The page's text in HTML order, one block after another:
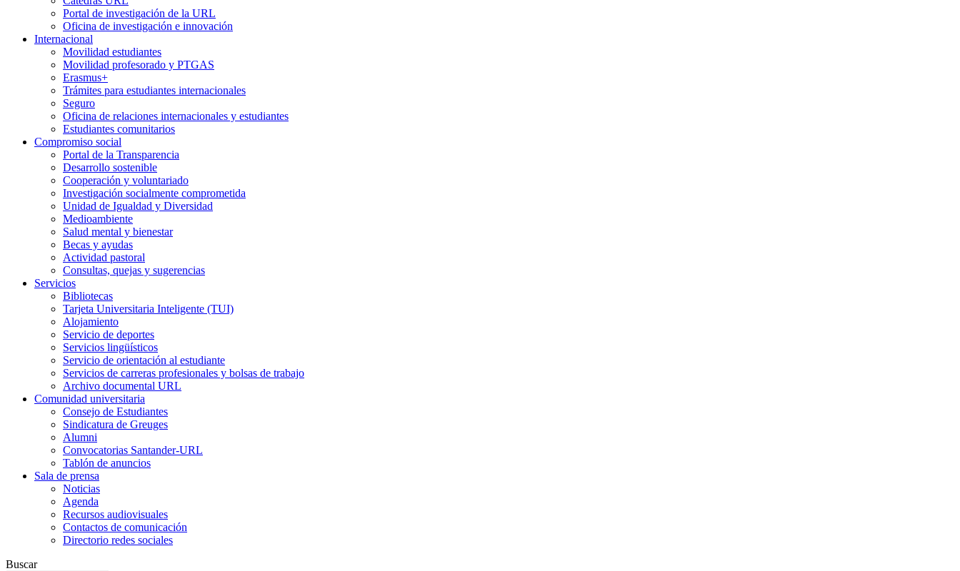
Portal de investigación de la URL
Oficina de investigación e innovación
Internacional
Movilidad estudiantes
Movilidad profesorado y PTGAS
Erasmus+
Trámites para estudiantes internacionales
Seguro
Oficina de relaciones internacionales y estudiantes
Estudiantes comunitarios
Compromiso social
Portal de la Transparencia
Desarrollo sostenible
Cooperación y voluntariado
Investigación socialmente comprometida
Unidad de Igualdad y Diversidad
Medioambiente
Salud mental y bienestar
Becas y ayudas
Actividad pastoral
Consultas, quejas y sugerencias
Servicios
Bibliotecas
Tarjeta Universitaria Inteligente (TUI)
Alojamiento
Servicio de deportes
Servicios lingüísticos
Servicio de orientación al estudiante
Servicios de carreras profesionales y bolsas de trabajo
Archivo documental URL
Comunidad universitaria
Consejo de Estudiantes
Sindicatura de Greuges
Alumni
Convocatorias Santander-URL
Tablón de anuncios
Sala de prensa
Noticias
Agenda
Recursos audiovisuales
Contactos de comunicación
Directorio redes sociales
Buscar